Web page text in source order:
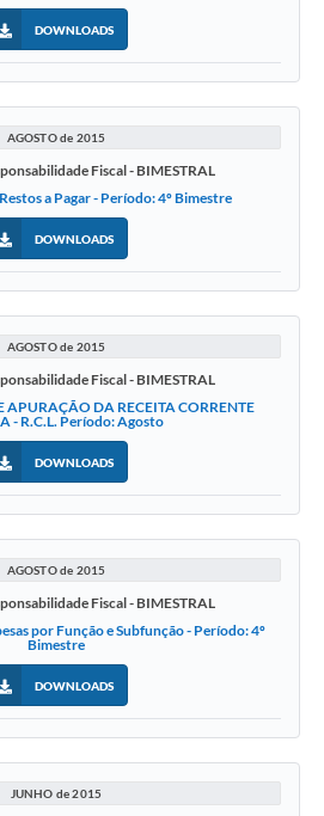
DOWNLOADS
AGOSTO de 2015
Fiscal - BIMESTRAL
a Pagar - Período: 4º Bimestre
DOWNLOADS
AGOSTO de 2015
Fiscal - BIMESTRAL
APURAÇÃO DA RECEITA CORRENTE
- R.C.L. Período: Agosto
DOWNLOADS
AGOSTO de 2015
Fiscal - BIMESTRAL
por Função e Subfunção - Período: 4º
Bimestre
DOWNLOADS
JUNHO de 2015